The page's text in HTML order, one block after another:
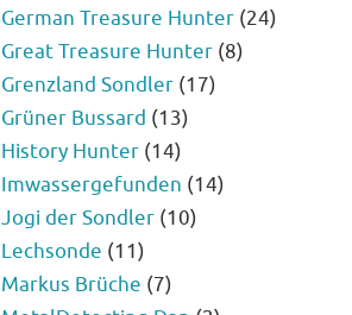
German Treasure Hunter (24)
Great Treasure Hunter (8)
Grenzland Sondler (17)
Grüner Bussard (13)
History Hunter (14)
Imwassergefunden (14)
Jogi der Sondler (10)
Lechsonde (11)
Markus Brüche (7)